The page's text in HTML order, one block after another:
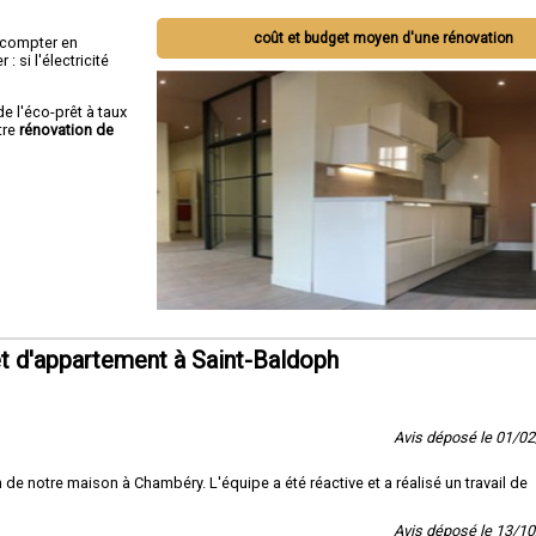
coût et budget moyen d'une rénovation
en
: si l'électricité
l'éco-prêt à taux
rénovation de
d'appartement à Saint-Baldoph
Avis déposé le 01/
notre maison à Chambéry. L'équipe a été réactive et a réalisé un travail de
Avis déposé le 13/